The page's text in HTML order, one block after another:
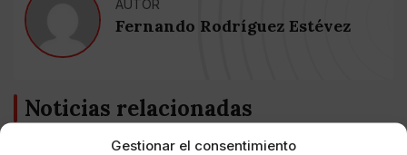
Gestionar el consentimiento
AUTOR
Fernando Rodríguez Estévez
Noticias relacionadas
Online Casino